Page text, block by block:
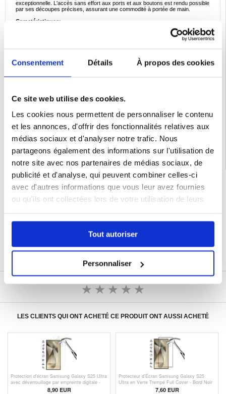
Consentement Détails À propos des cookies
Ce site web utilise des cookies.
Les cookies nous permettent de personnaliser le contenu
et les annonces, d'offrir des fonctionnalités relatives aux
médias sociaux et d'analyser notre trafic. Nous
partageons également des informations sur l'utilisation de
notre site avec nos partenaires de médias sociaux, de
publicité et d'analyse, qui peuvent combiner celles-ci
avec d'autres informations que vous leur avez fournies
ou qu'ils ont collectées lors de votre utilisation de leurs
Tout autoriser
Personnaliser
exceptionnelle. L'accès sans effort aux ports et aux boutons est rendu possible
par ses découpes précises, assurant une commodité à portée de main.
Caractéristiques:
- Coque en TPU extraordinaire Imak UC-3 pour Samsung Galaxy S25 Ultra
- Cette coque de haute qualité d'Imak est fabriquée en matériau TPU résistant
et durable
Compatibilité:Samsung Galaxy S25 Ultra
Catégories associées:Accessoires téléphone ,Coque & Accessoires Samsung,
Samsung Galaxy S25 Ultra Coque & Accessoires
POUR LES MEMBRES DU CLUB24
LUN - VEN 10H - 22H
POLITIQUE DE RETOUR DE 30 JOURS
PLUS DE 8 000 000 DE CLIENTS
LES CLIENTS QUI ONT ACHETÉ CE PRODUIT ONT AUSSI ACHETÉ
Protection d'écran Samsung Galaxy S25 Ultra
avec déverrouillage par empreinte digitale -
8,90 EUR
Protecteur d’Écran Samsung Galaxy S25
Ultra en Verre Trempé Full Cover - Bord Noir
7,60 EUR